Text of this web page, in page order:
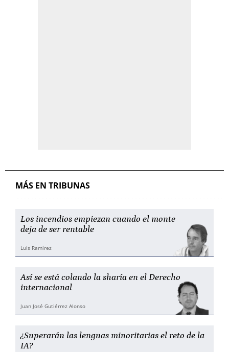
MÁS EN TRIBUNAS
Los incendios empiezan cuando el monte
deja de ser rentable
Luis Ramírez
Así se está colando la sharía en el Derecho
internacional
Juan José Gutiérrez Alonso
¿Superarán las lenguas minoritarias el reto de la
IA?